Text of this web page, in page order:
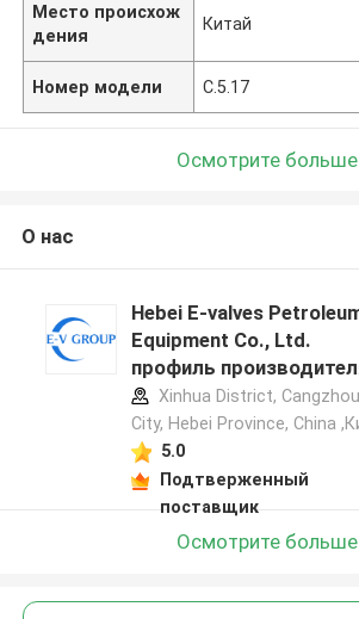
Место происхож
дения
Китай
Номер модели C.5.17
Осмотрите больше
О нас
Hebei E-valves
Equipment Co., Ltd.
профиль
Xinhua District, Cangzhou
City, Hebei Province, China
5.0
Подтверженный
поставщик
Осмотрите больше